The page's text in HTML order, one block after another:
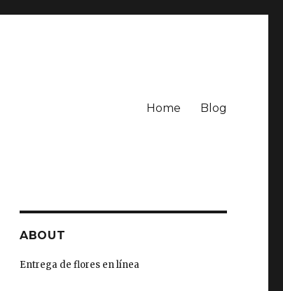
Home Blog
ABOUT
Entrega de flores en línea